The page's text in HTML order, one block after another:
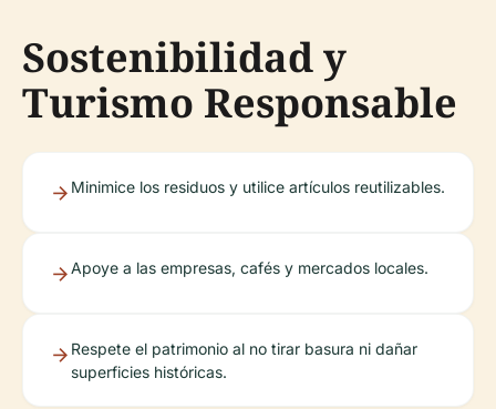
Sostenibilidad y
Turismo Responsable
Minimice los residuos y utilice artículos reutilizables.
Apoye a las empresas, cafés y mercados locales.
Respete el patrimonio al no tirar basura ni dañar
superficies históricas.